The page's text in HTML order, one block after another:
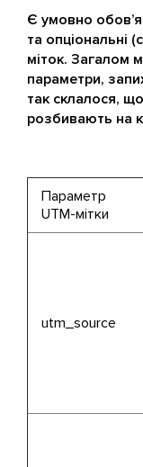
Є умовно
та опціональні
міток. Загалом
параметри,
так склалося, що
розбивають на
Параметр
UTM-мітки
utm_source